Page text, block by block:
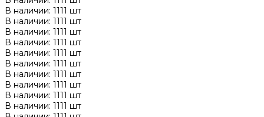
В наличии: 1111 шт
В наличии: 1111 шт
В наличии: 1111 шт
В наличии: 1111 шт
В наличии: 1111 шт
В наличии: 1111 шт
В наличии: 1111 шт
В наличии: 1111 шт
В наличии: 1111 шт
В наличии: 1111 шт